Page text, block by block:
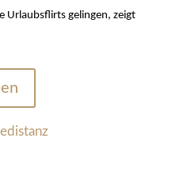
Urlaubsflirts gelingen, zeigt